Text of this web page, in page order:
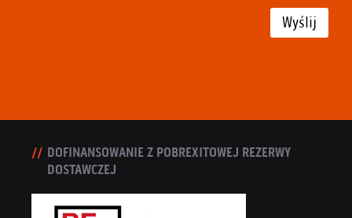
Wyślij
DOFINANSOWANIE Z POBREXITOWEJ REZERWY
DOSTAWCZEJ